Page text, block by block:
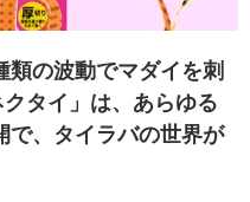
類の波動でマダイを刺
タイ」は、あらゆる
で、タイラバの世界が